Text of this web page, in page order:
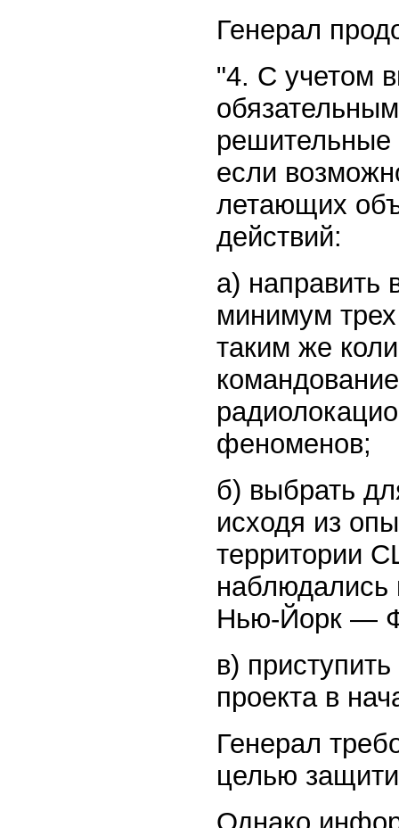
Генерал
"4. С учетом
решительные
если
летающих
действий:
а) направить
минимум
таким же
феноменов;
б) выбрать
исходя из
территории
наблюдались
Нью-Йорк —
в)
проекта в
Генерал
целью